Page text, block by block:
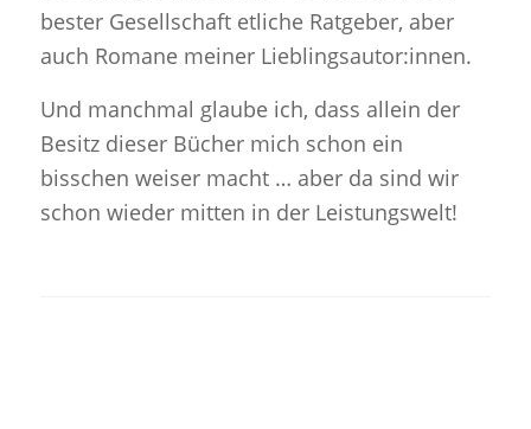
bester Gesellschaft etliche Ratgeber, aber
auch Romane meiner Lieblingsautor:innen.
Und manchmal glaube ich, dass allein der
Besitz dieser Bücher mich schon ein
bisschen weiser macht … aber da sind wir
schon wieder mitten in der Leistungswelt!